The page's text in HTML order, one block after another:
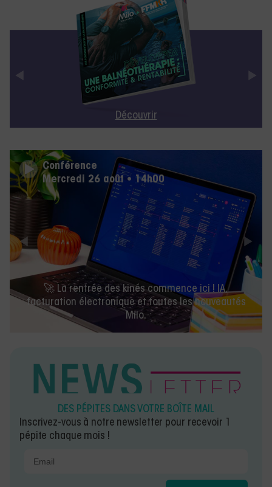
Découvrir
Conférence
Mercredi 26 août • 14h00
🚀 La rentrée des kinés commence ici ! IA,
facturation électronique et toutes les nouveautés
Milo.
DES PÉPITES DANS VOTRE BOÎTE MAIL
Inscrivez-vous à notre newsletter pour recevoir 1
pépite chaque mois !